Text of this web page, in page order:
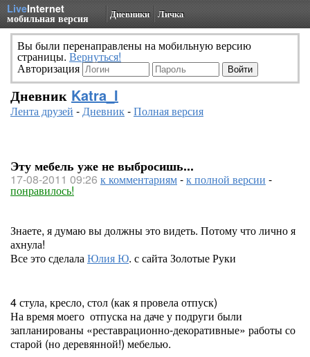
LiveInternet
мобильная версия Дневники Личка
Вы были перенаправлены на мобильную версию
страницы. Вернуться!
Авторизация
Дневник Katra_I
Лента друзей -Дневник-Полная версия
Эту мебель уже не выбросишь...
17-08-2011 09:26 к комментариям-к полной версии -
понравилось!
Знаете, я думаю вы должны это видеть. Потому что лично я
ахнула!
Все это сделалаЮлия Ю. с сайта Золотые Руки
4 стула, кресло, стол (как я провела отпуск)
На время моего отпуска на даче у подруги были
запланированы «реставрационно-декоративные» работы со
старой (но деревянной!) мебелью.